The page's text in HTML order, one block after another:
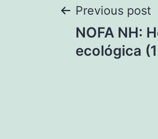
de
Previous post
NOFA NH:
ecológica